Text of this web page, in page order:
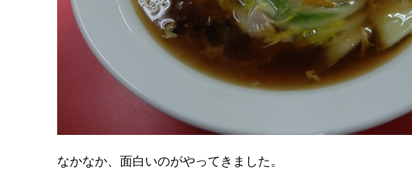
なかなか、面白いのがやってきました。